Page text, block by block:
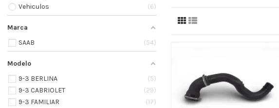
Vehiculos
6
Marca
SAAB
54
Modelo
9-3 BERLINA
5
9-3 CABRIOLET
29
9-3 FAMILIAR
17